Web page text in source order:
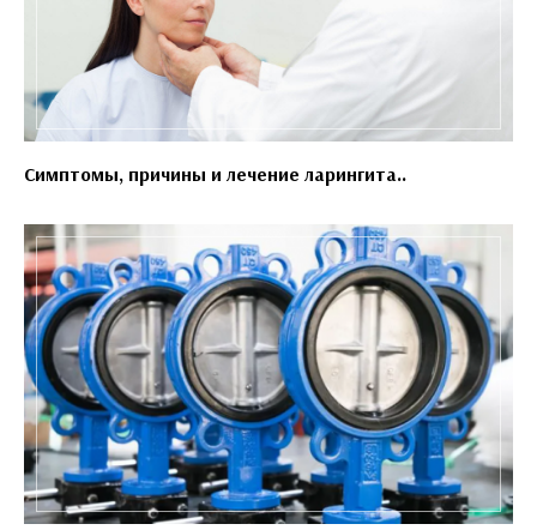
Симптомы, причины и лечение ларингита..